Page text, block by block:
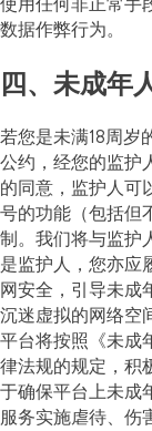
数据作弊行为。
四、未成年
若您是未满18周岁
公约，经您的监护
的同意，监护人可
号的功能（包括但
制。我们将与监护
是监护人，您亦应
网安全，引导未成
沉迷虚拟的网络空
平台将按照《未成
律法规的规定，积
于确保平台上未成
服务实施虐待、伤